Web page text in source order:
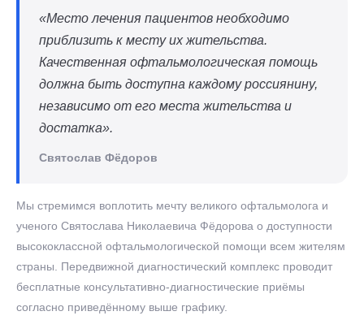
«Место лечения пациентов необходимо
приблизить к месту их жительства.
Качественная офтальмологическая помощь
должна быть доступна каждому россиянину,
независимо от его места жительства и
достатка».
Святослав Фёдоров
Мы стремимся воплотить мечту великого офтальмолога и
ученого Святослава Николаевича Фёдорова о доступности
высококлассной офтальмологической помощи всем жителям
страны. Передвижной диагностический комплекс проводит
бесплатные консультативно-диагностические приёмы
согласно приведённому выше графику.